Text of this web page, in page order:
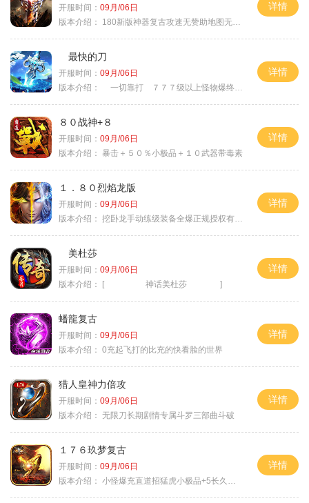
开服时间： 09月/06日
版本介绍：
180新版神器复古攻速无赞助地图无排行
详情
最快的刀
开服时间： 09月/06日
版本介绍：
一切靠打 ７７７级以上怪物爆终极
详情
８０战神+８
开服时间： 09月/06日
版本介绍： 暴击＋５０％小极品＋１０武器带毒素
详情
１．８０烈焰龙版
开服时间： 09月/06日
版本介绍： 挖卧龙手动练级装备全爆正规授权有保障
详情
美杜莎
开服时间： 09月/06日
版本介绍：
[ 神话美杜莎 ]
详情
蟠龍复古
开服时间： 09月/06日
版本介绍： 0充起飞打的比充的快看脸的世界
详情
猎人皇神力倍攻
开服时间： 09月/06日
版本介绍： 无限刀长期剧情专属斗罗三部曲斗破
详情
１７６玖梦复古
开服时间： 09月/06日
版本介绍： 小怪爆充直道招猛虎小极品+5长久好玩
详情